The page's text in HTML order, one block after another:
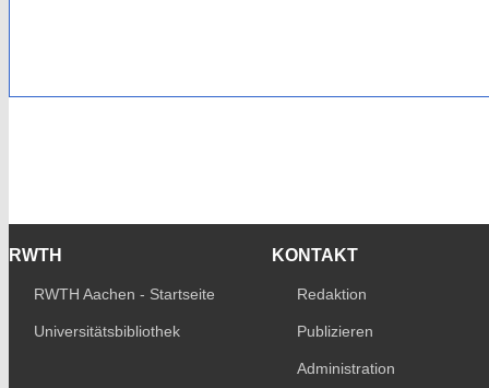
RWTH
RWTH Aachen - Startseite
Universitätsbibliothek
KONTAKT
Redaktion
Publizieren
Administration